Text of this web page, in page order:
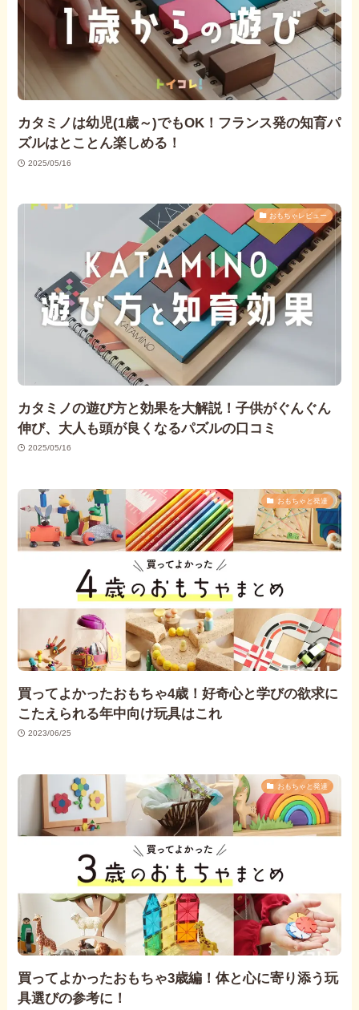
カタミノは幼児(1歳～)でもOK！フランス発の知育パ
ズルはとことん楽しめる！
2025/05/16
おもちゃレビュー
カタミノの遊び方と効果を大解説！子供がぐんぐん
伸び、大人も頭が良くなるパズルの口コミ
2025/05/16
おもちゃと発達
買ってよかったおもちゃ4歳！好奇心と学びの欲求に
こたえられる年中向け玩具はこれ
2023/06/25
おもちゃと発達
買ってよかったおもちゃ3歳編！体と心に寄り添う玩
具選びの参考に！